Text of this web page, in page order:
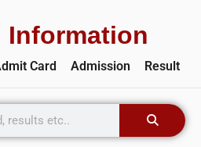
Information
Card Admission Result